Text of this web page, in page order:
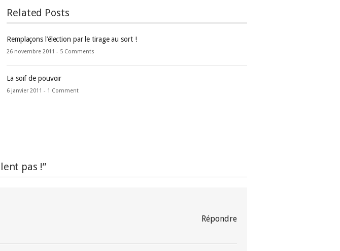
Related Posts
Remplaçons l’élection par le tirage au sort !
26 novembre 2011 - 5 Comments
La soif de pouvoir
6 janvier 2011 - 1 Comment
pas !”
Répondre